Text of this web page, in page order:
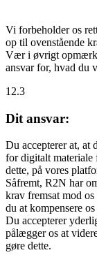
Vi forbeholder os
op til ovenstående
Vær i øvrigt
ansvar for, hvad du
12.3
Dit ansvar:
Du accepterer at, at
for digitalt materiale
dette, på vores
Såfremt, R2N har
krav fremsat mod os
du at kompensere
Du accepterer
pålægger os at
gøre dette.